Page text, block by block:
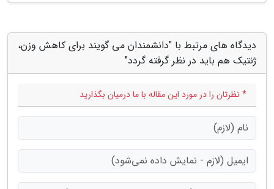
دیدگاه های مرتبط با "دانشمندان می گویند برای کاهش وزن،
ژنتیک هم باید در نظر گرفته گردد"
* نظرتان را در مورد این مقاله با ما درمیان بگذارید